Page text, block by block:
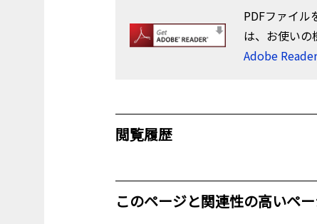
PDFファイル
は、お使いの
Adobe
閲覧履歴
このページと関連性の高いペ